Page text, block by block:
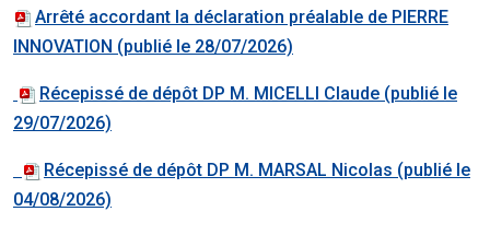
Arrêté accordant la déclaration préalable de PIERRE
INNOVATION (publié le 28/07/2026)
Récepissé de dépôt DP M. MICELLI Claude (publié le
29/07/2026)
Récepissé de dépôt DP M. MARSAL Nicolas (publié le
04/08/2026)